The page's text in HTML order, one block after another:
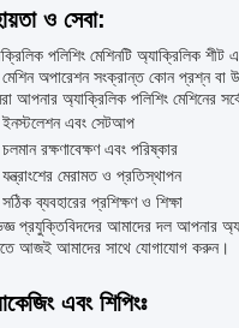
ও সেবা:
পলিশিং মেশিনটি অ্যাক্রিলিক
মেশিন অপারেশন সংক্রান্ত কোন প্রশ্ন বা
আপনার অ্যাক্রিলিক পলিশিং মেশিনের
ইনস্টলেশন এবং সেটআপ
চলমান রক্ষণাবেক্ষণ এবং পরিষ্কার
যন্ত্রাংশের মেরামত ও প্রতিস্থাপন
সঠিক ব্যবহারের প্রশিক্ষণ ও শিক্ষা
প্রযুক্তিবিদদের আমাদের দল আপনার
আজই আমাদের সাথে যোগাযোগ করুন।
এবং শিপিংঃ